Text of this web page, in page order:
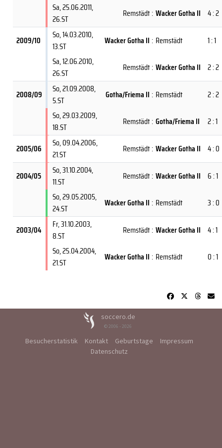
Sa, 25.06.2011,
26.ST
Remstädt: Wacker Gotha II 4 : 2
2009/10 So, 14.03.2010,
13.ST
Wacker Gotha II : Remstädt
1 : 1
Sa, 12.06.2010,
26.ST
Remstädt: Wacker Gotha II 2 : 2
2008/09 So, 21.09.2008,
5.ST
Gotha/Friema II : Remstädt
2 : 2
So, 29.03.2009,
18.ST
Remstädt: Gotha/Friema II 2 : 1
2005/06 So, 09.04.2006,
21.ST
Remstädt: Wacker Gotha II 4 : 0
2004/05 So, 31.10.2004,
11.ST
Remstädt: Wacker Gotha II 6 : 1
So, 29.05.2005,
24.ST
Wacker Gotha II : Remstädt 3 : 0
2003/04 Fr, 31.10.2003,
8.ST
Remstädt: Wacker Gotha II 4 : 1
So, 25.04.2004,
21.ST
Wacker Gotha II : Remstädt 0 : 1
soccero.de
© 2006 - 2026
Besucherstatistik Kontakt Geburtstage
Impressum
Datenschutz